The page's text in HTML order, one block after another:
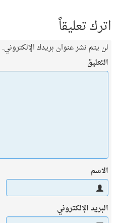
اترك تعليقاً
لن يتم نشر عنوان بريدك الإلكتروني.
التعليق
الاسم
البريد الإلكتروني